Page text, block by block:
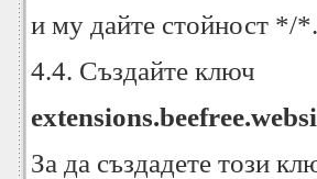
и му дайте стойност */
4.4. Създайте ключ
За да създадете този